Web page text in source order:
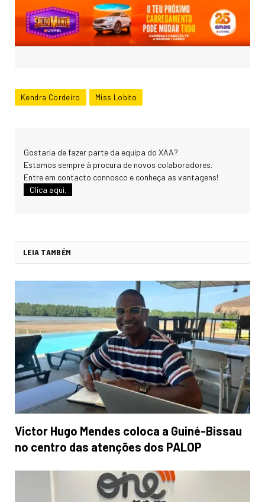
Kendra Cordeiro Miss Lobito
Gostaria de fazer parte da equipa do XAA?
Estamos sempre à procura de novos colaboradores.
Entre em contacto connosco e conheça as vantagens!
Clica aqui.
LEIA TAMBÉM
Victor Hugo Mendes coloca a Guiné-Bissau
no centro das atenções dos PALOP